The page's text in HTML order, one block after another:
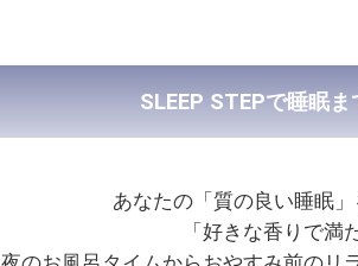
SLEEP STEPで睡眠
あなたの「質の良い睡眠
「好きな香りで満